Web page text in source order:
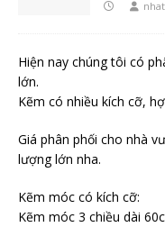
Hiện nay chúng tôi có
lớn.
Kẽm có nhiều kích cỡ,
Giá phân phối cho nhà
lượng lớn nha.
Kẽm móc có kích cỡ:
Kẽm móc 3 chiều dài